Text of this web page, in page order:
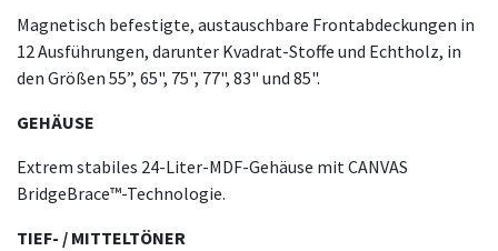
Magnetisch befestigte, austauschbare Frontabdeckungen in
12 Ausführungen, darunter Kvadrat-Stoffe und Echtholz, in
den Größen 55”, 65", 75", 77", 83" und 85".
GEHÄUSE
Extrem stabiles 24-Liter-MDF-Gehäuse mit CANVAS
BridgeBrace™-Technologie.
TIEF- / MITTELTÖNER